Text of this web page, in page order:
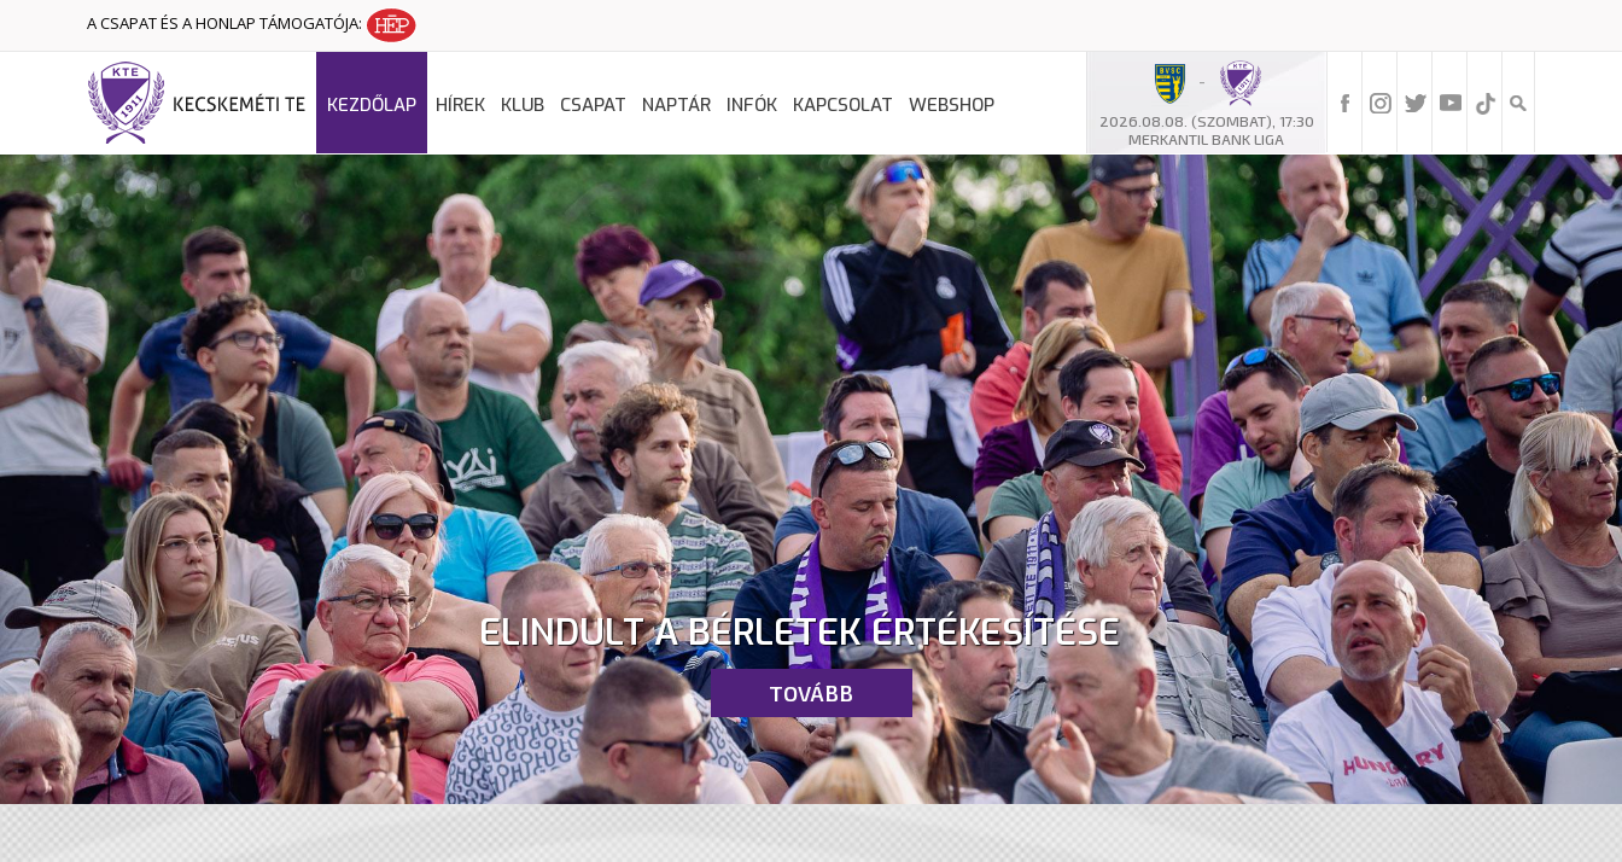
A CSAPAT ÉS A HONLAP TÁMOGATÓJA:
-
2026.08.08. (SZOMBAT), 17:30
MERKANTIL BANK LIGA
KEZDŐLAP HÍREK KLUB CSAPAT NAPTÁR INFÓK KAPCSOLAT WEBSHOP
ELINDULT A BÉRLETEK ÉRTÉKESÍTÉSE
TOVÁBB